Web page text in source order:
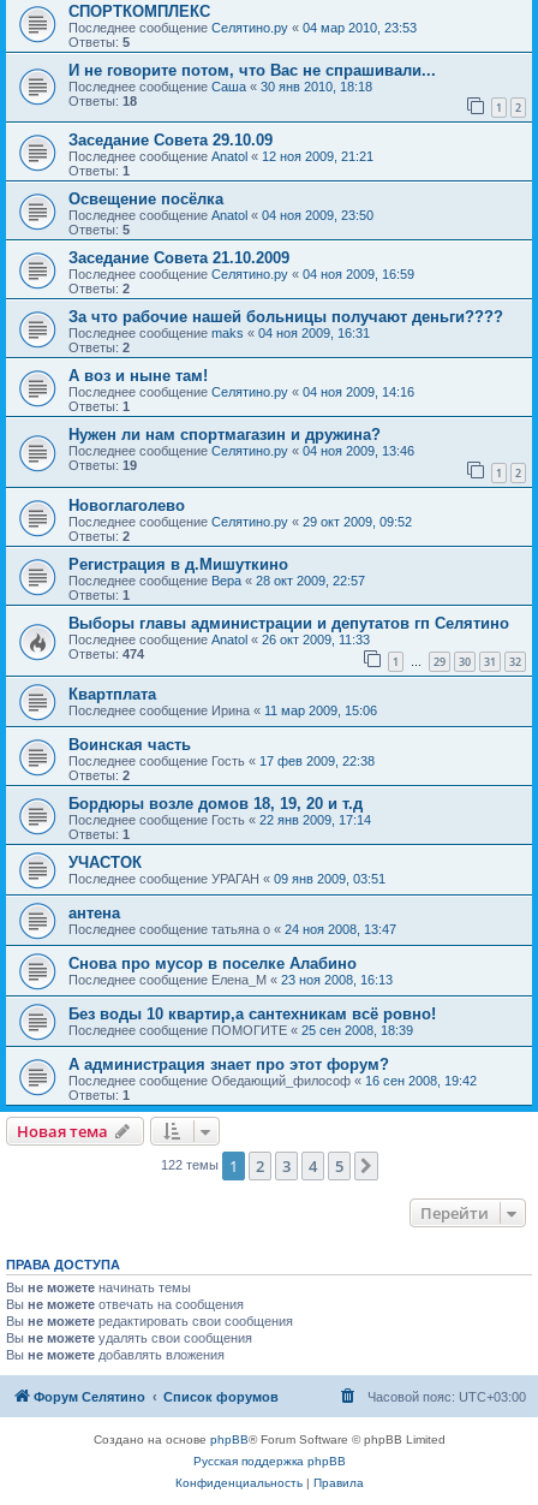
СПОРТКОМПЛЕКС
Последнее сообщение Селятино.ру « 04 мар 2010, 23:53
Ответы: 5
И не говорите потом, что Вас не спрашивали...
Последнее сообщение Саша « 30 янв 2010, 18:18
Ответы: 18 1 2
Заседание Совета 29.10.09
Последнее сообщение Anatol « 12 ноя 2009, 21:21
Ответы: 1
Освещение посёлка
Последнее сообщение Anatol « 04 ноя 2009, 23:50
Ответы: 5
Заседание Совета 21.10.2009
Последнее сообщение Селятино.ру « 04 ноя 2009, 16:59
Ответы: 2
За что рабочие нашей больницы получают деньги????
Последнее сообщение maks « 04 ноя 2009, 16:31
Ответы: 2
А воз и ныне там!
Последнее сообщение Селятино.ру « 04 ноя 2009, 14:16
Ответы: 1
Нужен ли нам спортмагазин и дружина?
Последнее сообщение Селятино.ру « 04 ноя 2009, 13:46
Ответы: 19 1 2
Новоглаголево
Последнее сообщение Селятино.ру « 29 окт 2009, 09:52
Ответы: 2
Регистрация в д.Мишуткино
Последнее сообщение Вера « 28 окт 2009, 22:57
Ответы: 1
Выборы главы администрации и депутатов гп Селятино
Последнее сообщение Anatol « 26 окт 2009, 11:33
Ответы: 474 1 … 29 30 31 32
Квартплата
Последнее сообщение Ирина « 11 мар 2009, 15:06
Воинская часть
Последнее сообщение Гость « 17 фев 2009, 22:38
Ответы: 2
Бордюры возле домов 18, 19, 20 и т.д
Последнее сообщение Гость « 22 янв 2009, 17:14
Ответы: 1
УЧАСТОК
Последнее сообщение УРАГАН « 09 янв 2009, 03:51
антена
Последнее сообщение татьяна о « 24 ноя 2008, 13:47
Снова про мусор в поселке Алабино
Последнее сообщение Елена_М « 23 ноя 2008, 16:13
Без воды 10 квартир,а сантехникам всё ровно!
Последнее сообщение ПОМОГИТЕ « 25 сен 2008, 18:39
А администрация знает про этот форум?
Последнее сообщение Обедающий_философ « 16 сен 2008, 19:42
Ответы: 1
Новая тема
122 темы 1 2 3 4 5
Перейти
ПРАВА ДОСТУПА
Вы не можете начинать темы
Вы не можете отвечать на сообщения
Вы не можете редактировать свои сообщения
Вы не можете удалять свои сообщения
Вы не можете добавлять вложения
Форум Селятино Список форумов Часовой пояс: UTC+03:00
Создано на основе phpBB® Forum Software © phpBB Limited
Русская поддержка phpBB
Конфиденциальность| Правила